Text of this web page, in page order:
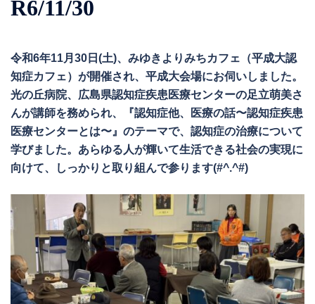
R6/11/30
令和6年11月30日(土)、みゆきよりみちカフェ（平成大認
知症カフェ）が開催され、平成大会場にお伺いしました。
光の丘病院、広島県認知症疾患医療センターの足立萌美さ
んが講師を務められ、『認知症他、医療の話〜認知症疾患
医療センターとは〜』のテーマで、認知症の治療について
学びました。あらゆる人が輝いて生活できる社会の実現に
向けて、しっかりと取り組んで参ります(#^.^#)